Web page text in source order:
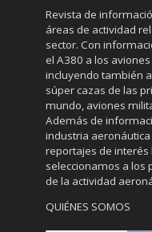
Revista de
áreas de actividad
sector. Con
el A380 a los
incluyendo también
súper cazas de las
mundo, aviones
Además de
industria
reportajes de
seleccionamos a los
de la actividad
QUIÉNES SOMOS